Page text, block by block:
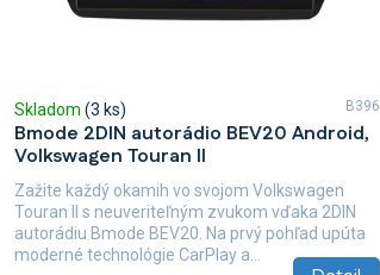
Bmode 2DIN autorádio BEV20 Android,
Volkswagen Touran II
Skladom (3 ks)
Zažite každý okamih vo svojom Volkswagen
Touran II s neuveriteľným zvukom vďaka 2DIN
autorádiu Bmode BEV20. Na prvý pohľad upúta
moderné technológie CarPlay a...
B396